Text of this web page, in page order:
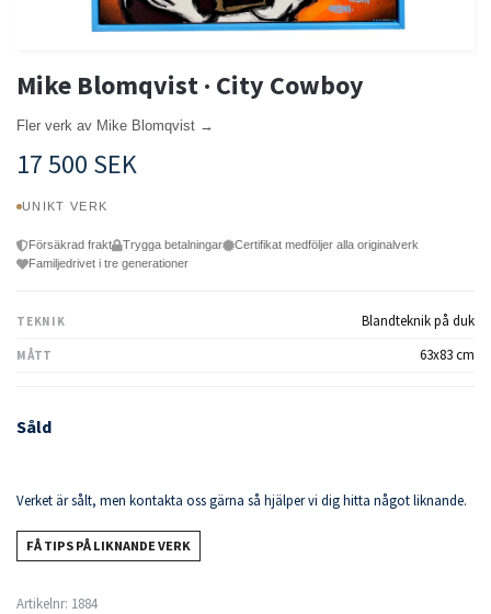
Mike Blomqvist · City Cowboy
Fler verk av Mike Blomqvist →
17 500 SEK
UNIKT VERK
Försäkrad frakt Trygga betalningar
Certifikat medföljer alla originalverk
Familjedrivet i tre generationer
TEKNIK Blandteknik på duk
MÅTT 63x83 cm
Såld
Verket är sålt, men kontakta oss gärna så hjälper vi dig hitta något liknande.
FÅ TIPS PÅ LIKNANDE VERK
Artikelnr: 1884